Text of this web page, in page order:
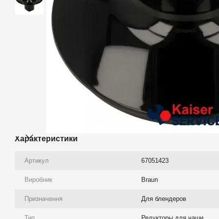
Характеристики
Артикул 67051423
Виробник Braun
Призначення Для блендеров